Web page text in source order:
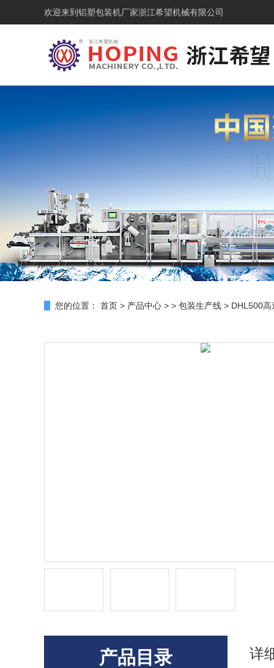
欢迎来到铝塑包装机厂家浙江希望机械有限公司
您的位置： 首页 > 产品中心 > > 包装生产线 > DHL500高
产品目录 详